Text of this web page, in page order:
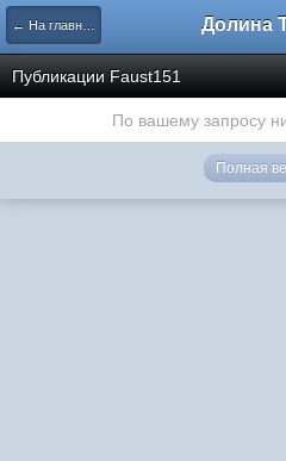
← На главную Долина
Публикации Faust151
По вашему запросу
Полная